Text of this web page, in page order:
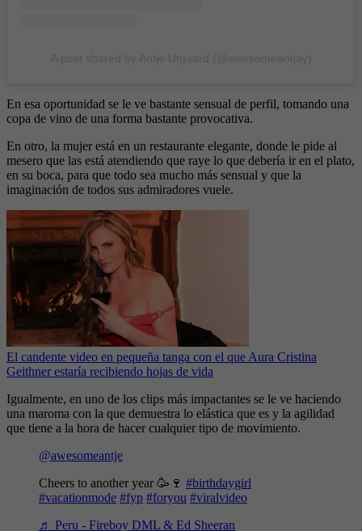
En esa oportunidad se le ve bastante sensual de perfil, tomando una
copa de vino de una forma bastante provocativa.
En otro, la mujer está en un restaurante elegante, donde le pide al
mesero que las está atendiendo que raye lo que debería ir en el plato,
en su boca, para que todo sea mucho más sensual y que la
imaginación de todos sus admiradores vuele.
El candente video en pequeña tanga con el que Aura Cristina
Geithner estaría recibiendo hojas de vida
Igualmente, en uno de los clips más impactantes se le ve haciendo
una maroma con la que demuestra lo elástica que es y la agilidad
que tiene a la hora de hacer cualquier tipo de movimiento.
@awesomeantje
Cheers to another year 🥳🍷 #birthdaygirl
#vacationmode #fyp #foryou #viralvideo
♬ Peru - Fireboy DML & Ed Sheeran